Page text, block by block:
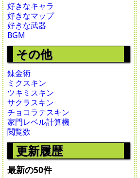
好きなキャラ
好きなマップ
好きな武器
BGM
その他
錬金術
ミクスキン
ツキミスキン
サクラスキン
チョコラテスキン
家門レベル計算機
閲覧数
更新履歴
最新の50件